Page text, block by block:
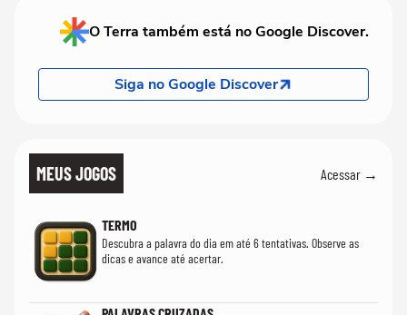
O Terra também está no Google Discover.
Siga no Google Discover
MEUS JOGOS Acessar →
TERMO
Descubra a palavra do dia em até 6 tentativas. Observe as
dicas e avance até acertar.